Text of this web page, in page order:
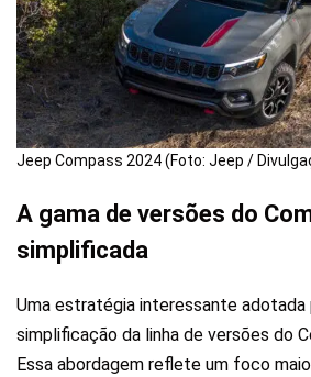
Jeep Compass 2024 (Foto: Jeep /
A gama de versões do
simplificada
Uma estratégia interessante adotada
simplificação da linha de versões do
Essa abordagem reflete um foco